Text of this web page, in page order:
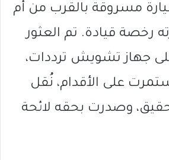
مسروقة بالقرب من أم
رخصة قيادة. تم العثور
جهاز تشويش ترددات،
على الأقدام، نُقل
وصدرت بحقه لائحة